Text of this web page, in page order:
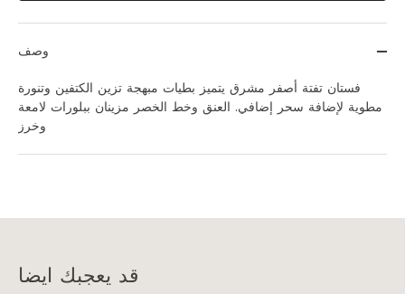
وصف
فستان تفتة أصفر مشرق يتميز بطيات مبهجة تزين الكتفين وتنورة
مطوية لإضافة سحر إضافي. العنق وخط الخصر مزينان ببلورات لامعة
وخرز
قد يعجبك ايضا